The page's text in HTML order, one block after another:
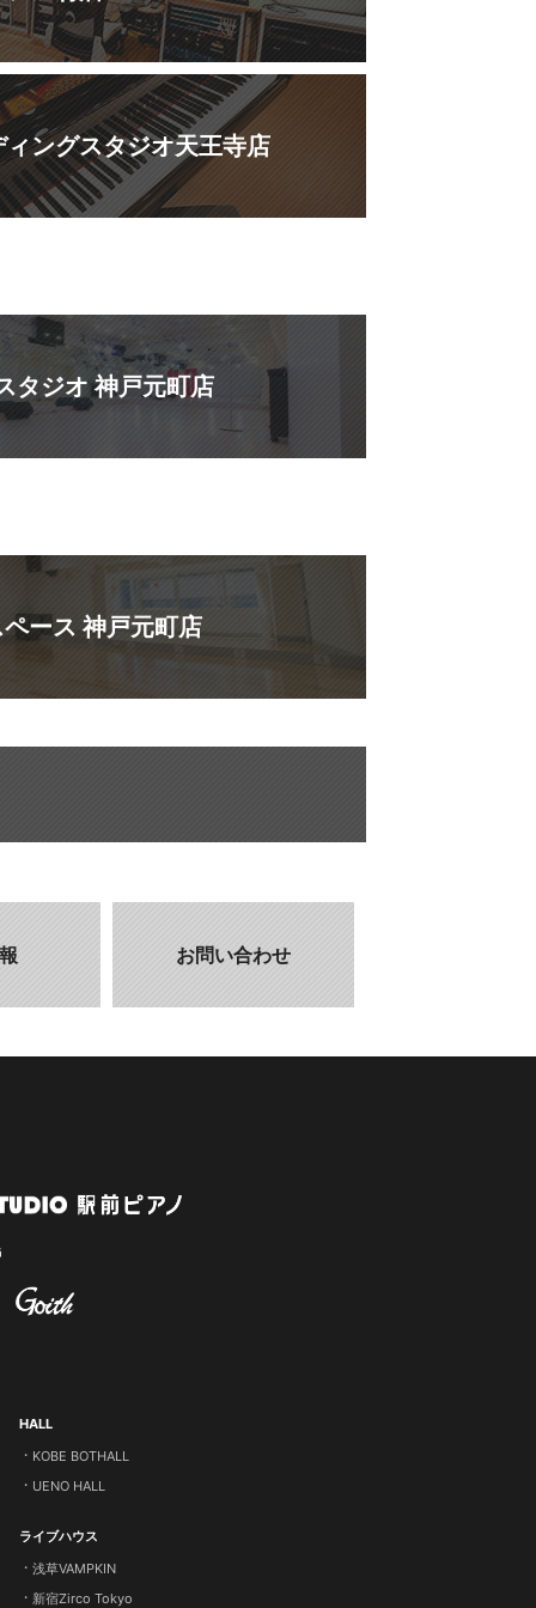
ングスタジオ天王寺店
タジオ 神戸元町店
ース 神戸元町店
お問い合わせ
HALL
KOBE BOTHALL
UENO HALL
ライブハウス
浅草VAMPKIN
新宿Zirco Tokyo